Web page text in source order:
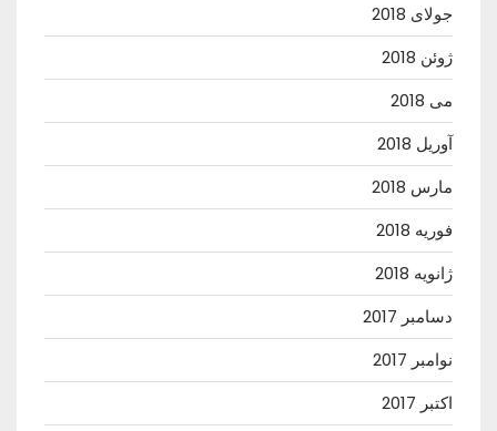
جولای 2018
ژوئن 2018
می 2018
آوریل 2018
مارس 2018
فوریه 2018
ژانویه 2018
دسامبر 2017
نوامبر 2017
اکتبر 2017